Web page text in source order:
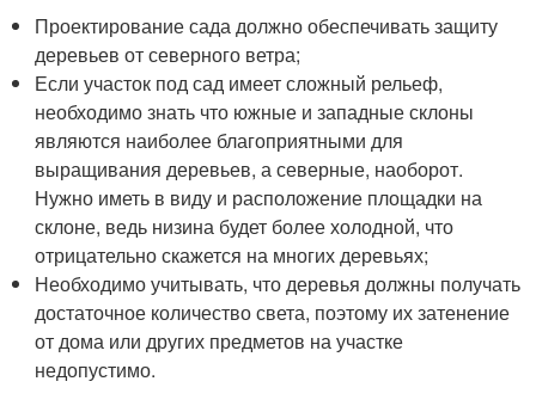
Проектирование сада должно обеспечивать защиту
деревьев от северного ветра;
Если участок под сад имеет сложный рельеф,
необходимо знать что южные и западные склоны
являются наиболее благоприятными для
выращивания деревьев, а северные, наоборот.
Нужно иметь в виду и расположение площадки на
склоне, ведь низина будет более холодной, что
отрицательно скажется на многих деревьях;
Необходимо учитывать, что деревья должны получать
достаточное количество света, поэтому их затенение
от дома или других предметов на участке
недопустимо.